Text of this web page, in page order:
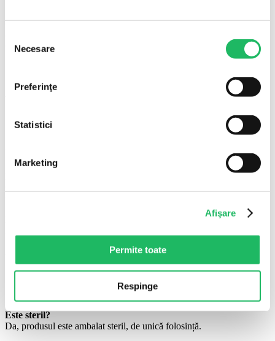
consimțământului
Necesare
Preferinţe
Statistici
Marketing
Afişare
Permite toate
Respinge
organismul nu asigură suficient oxigen natural. Se folosește în
cardiacă și situații de urgență (resuscitare, șoc, traumatisme).
Ambalare și livrare
Ambalare: 10 buc/set. Cantitate minimă de comandă: 10 buc. Produs
pe stoc, livrare rapidă în toată țara.
Da, cu tub de conectare la sursa de oxigen.
Este steril?
Da, produsul este ambalat steril, de unică folosință.